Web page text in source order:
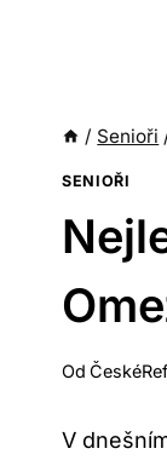
/ Senioři
SENIOŘI
Od
V